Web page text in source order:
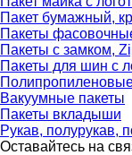
Пакет бумажный,
Пакеты
Пакеты с замком,
Пакеты для шин с
Вакуумные пакеты
Пакеты вкладыши
Рукав, полурукав,
Оставайтесь на